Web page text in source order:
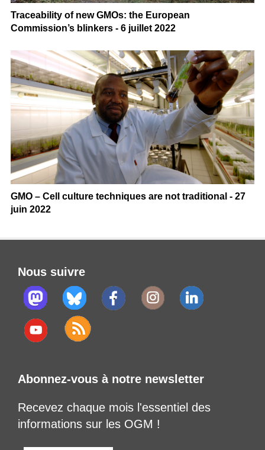
Traceability of new GMOs: the European
Commission’s blinkers - 6 juillet 2022
GMO – Cell culture techniques are not traditional - 27
juin 2022
Nous suivre
Abonnez-vous à notre newsletter
Recevez chaque mois l'essentiel des
informations sur les OGM !